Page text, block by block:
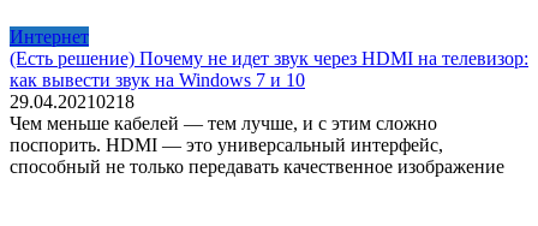
Интернет
(Есть решение) Почему не идет звук через HDMI на телевизор:
как вывести звук на Windows 7 и 10
29.04.20210218
Чем меньше кабелей — тем лучше, и с этим сложно
поспорить. HDMI — это универсальный интерфейс,
способный не только передавать качественное изображение